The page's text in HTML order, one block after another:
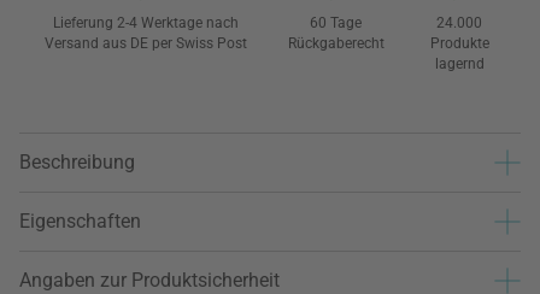
Lieferung 2-4 Werktage nach
Versand aus DE per Swiss Post
60 Tage
Rückgaberecht
24.000
Produkte
lagernd
Beschreibung
Eigenschaften
Angaben zur Produktsicherheit